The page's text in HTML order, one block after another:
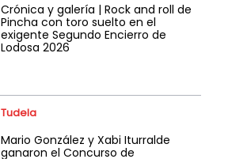
Crónica y galería | Rock and roll de
Pincha con toro suelto en el
exigente Segundo Encierro de
Lodosa 2026
Tudela
Mario González y Xabi Iturralde
ganaron el Concurso de